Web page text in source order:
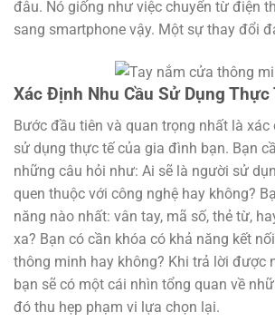
đâu. Nó giống như việc chuyển từ điện
sang smartphone vậy. Một sự thay đổi
Xác Định Nhu Cầu Sử Dụng Thực
Bước đầu tiên và quan trọng nhất là xác
sử dụng thực tế của gia đình bạn. Bạn
những câu hỏi như: Ai sẽ là người sử
quen thuộc với công nghệ hay không?
năng nào nhất: vân tay, mã số, thẻ từ,
xa? Bạn có cần khóa có khả năng kết
thông minh hay không? Khi trả lời được
bạn sẽ có một cái nhìn tổng quan về
đó thu hẹp phạm vi lựa chọn lại.